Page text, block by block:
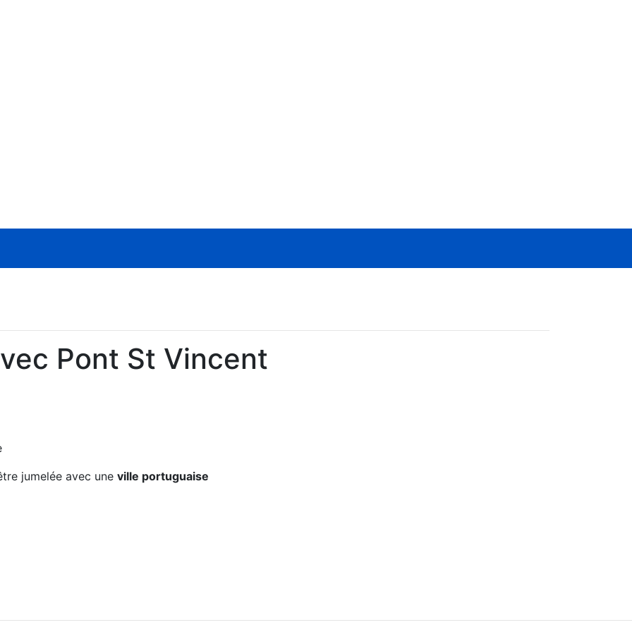
Pont St Vincent
jumelée avec une ville portuguaise